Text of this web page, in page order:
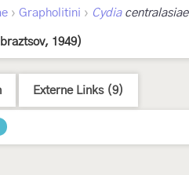
› Grapholitini › Cydiacentralasiae
1949)
Externe Links (9)